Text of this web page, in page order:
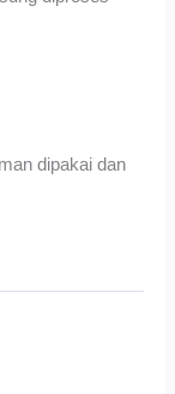
dipakai dan